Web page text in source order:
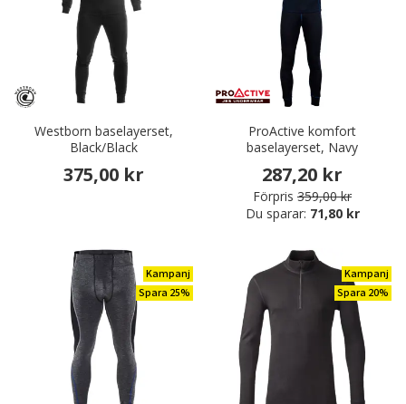
Westborn baselayerset,
Black/Black
375,00 kr
ProActive komfort
baselayerset, Navy
287,20 kr
Förpris 359,00 kr
Du sparar: 71,80 kr
Kampanj
Spara 25%
Kampanj
Spara 20%